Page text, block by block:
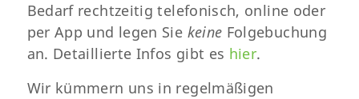
Bedarf rechtzeitig telefonisch, online oder
per App und legen Sie keine Folgebuchung
an. Detaillierte Infos gibt es hier.
Wir kümmern uns in regelmäßigen